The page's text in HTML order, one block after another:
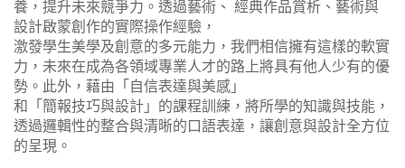
養，提升未來競爭力。透過藝術、 經典作品賞析、藝術與
設計啟蒙創作的實際操作經驗，
激發學生美學及創意的多元能力，我們相信擁有這樣的軟實
力，未來在成為各領域專業人才的路上將具有他人少有的優
勢。此外，藉由「自信表達與美感」
和「簡報技巧與設計」的課程訓練，將所學的知識與技能，
透過邏輯性的整合與清晰的口語表達，讓創意與設計全方位
的呈現。